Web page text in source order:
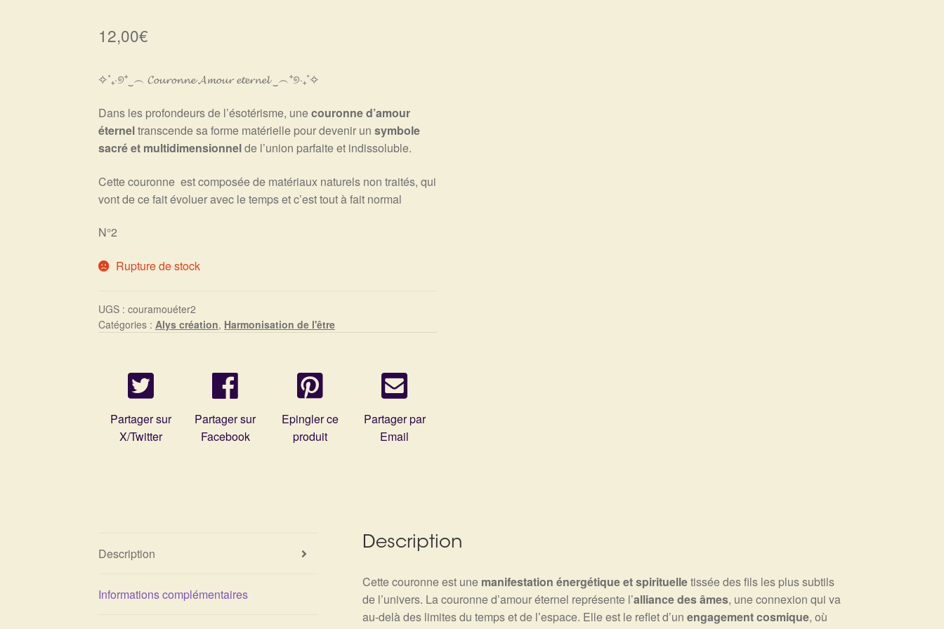
12,00€
✧˚₊‧୭⁺‿︵ 𝓒𝓸𝓾𝓻𝓸𝓷𝓷𝓮 𝓐𝓶𝓸𝓾𝓻 𝓮𝓽𝓮𝓻𝓷𝓮𝓵 ‿︵⁺୭‧₊˚✧
Dans les profondeurs de l’ésotérisme, unecouronne d’amour
éterneltranscende sa forme matérielle pour devenir unsymbole
sacré et multidimensionnelde l’union parfaite et indissoluble.
Cette couronne est composée de matériaux naturels non traités, qui
vont de ce fait évoluer avec le temps et c’est tout à fait normal
N°2
Rupture de stock
UGS :couramouéter2
Catégories :Alys création, Harmonisation de l'être
Partager sur
X/Twitter
Partager sur
Facebook
Epingler ce
produit
Partager par
Email
Description
Informations complémentaires
Description
Cette couronne est une manifestation énergétique et spirituelletissée des fils les plus subtils
de l’univers. La couronne d’amour éternel représente l’alliance des âmes, une connexion qui va
au-delà des limites du temps et de l’espace. Elle est le reflet d’un engagement cosmique, où